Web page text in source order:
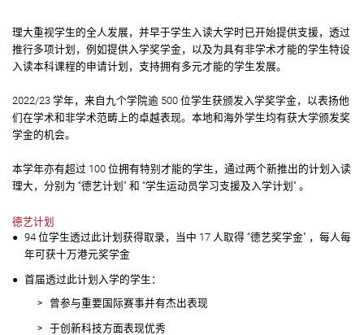
理大重视学生的全人发展，并早于学生入读大学时已开始提供支援，透过
推行多项计划，例如提供入学奖学金，以及为具有非学术才能的学生特设
入读本科课程的申请计划，支持拥有多元才能的学生发展。
2022/23 学年，来自九个学院逾 500 位学生获颁发入学奖学金，以表扬他
们在学术和非学术范畴上的卓越表现。本地和海外学生均有获大学颁发奖
学金的机会。
本学年亦有超过 100 位拥有特别才能的学生，通过两个新推出的计划入读
理大，分别为 “德艺计划" 和 “学生运动员学习支援及入学计划" 。
德艺计划
94 位学生透过此计划获得取录，当中 17 人取得 “德艺奖学金" ，每人每
年可获十万港元奖学金
首届透过此计划入学的学生：
曾参与重要国际赛事并有杰出表现
于创新科技方面表现优秀